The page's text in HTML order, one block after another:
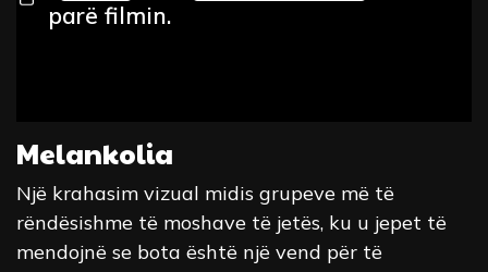
parë filmin.
Melankolia
Një krahasim vizual midis grupeve më të
rëndësishme të moshave të jetës, ku u jepet të
mendojnë se bota është një vend për të